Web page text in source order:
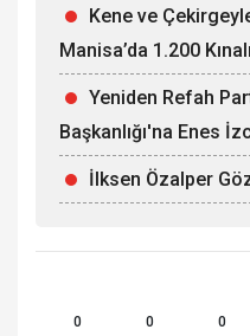
Kene ve
Manisa’da 1.200
Yeniden Refah
Başkanlığı'na Enes
İlksen Özalper
0 0 0